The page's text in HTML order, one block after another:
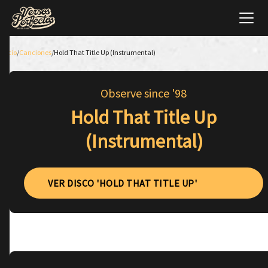
Inicio/Canciones/Hold That Title Up (Instrumental)
Observe since '98
Hold That Title Up
(Instrumental)
VER DISCO 'HOLD THAT TITLE UP'